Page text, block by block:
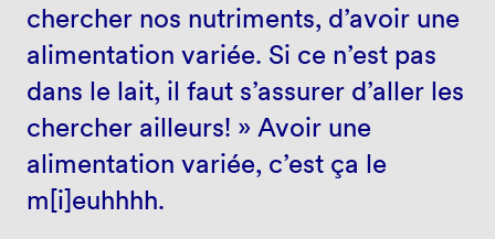
chercher nos nutriments, d’avoir une
alimentation variée. Si ce n’est pas
dans le lait, il faut s’assurer d’aller les
chercher ailleurs! » Avoir une
alimentation variée, c’est ça le
m[i]euhhhh.